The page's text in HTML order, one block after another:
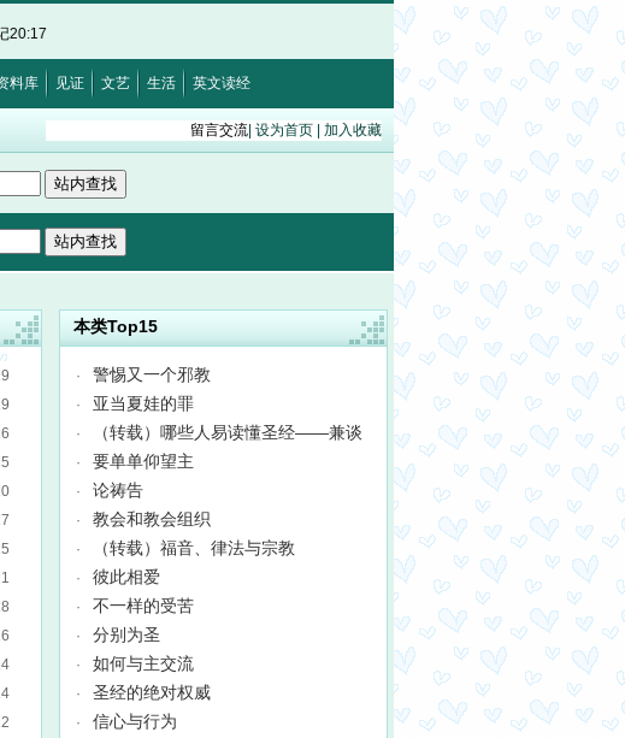
·路加福音12:15
料库 见证 文艺 生活 英文读经
留言交流 设为首页 加入收藏
本类Top15
· 警惕又一个邪教
· 亚当夏娃的罪
· （转载）哪些人易读懂圣经——兼谈
· 要单单仰望主
· 论祷告
· 教会和教会组织
· （转载）福音、律法与宗教
· 彼此相爱
· 不一样的受苦
· 分别为圣
· 如何与主交流
· 圣经的绝对权威
· 信心与行为